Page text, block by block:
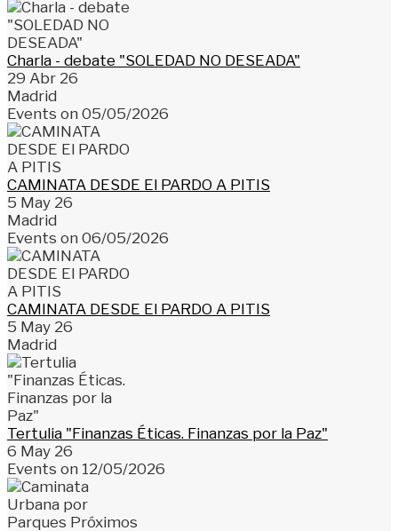
Charla - debate "SOLEDAD NO DESEADA"
29 Abr 26
Madrid
Events on 05/05/2026
CAMINATA DESDE El PARDO A PITIS
5 May 26
Madrid
Events on 06/05/2026
CAMINATA DESDE El PARDO A PITIS
5 May 26
Madrid
Tertulia "Finanzas Éticas. Finanzas por la Paz"
6 May 26
Events on 12/05/2026